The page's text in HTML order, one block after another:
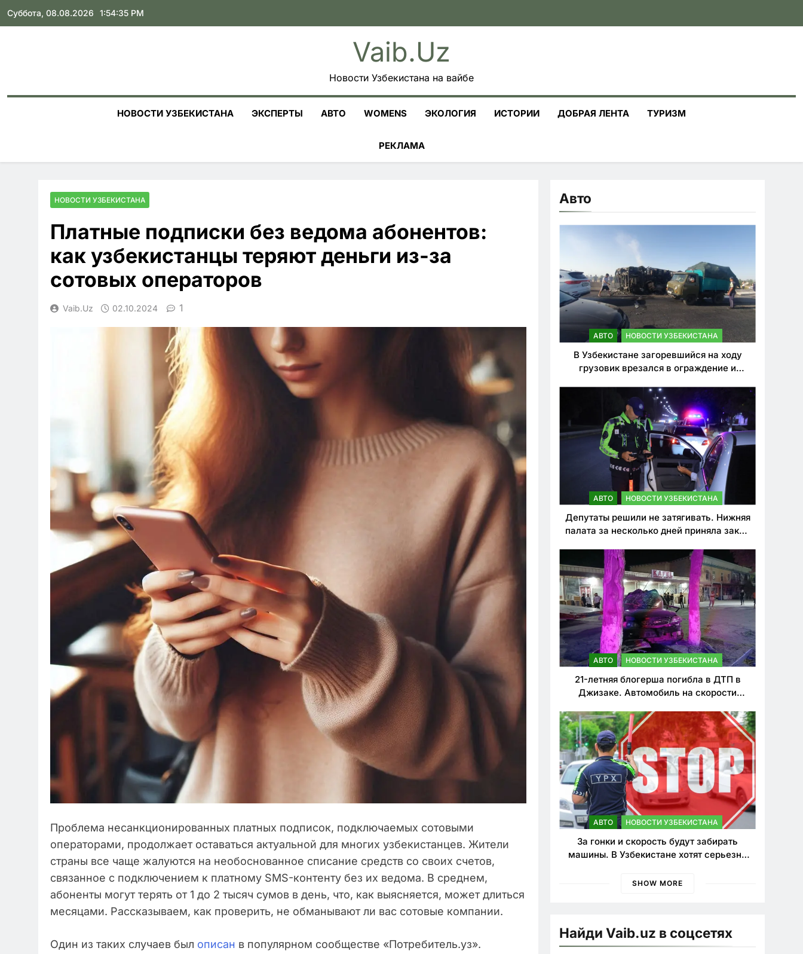
Skip
Суббота, 08.08.2026 1:54:37 PM
Vaib.uz
Новости Узбекистана на вайбе
НОВОСТИ УЗБЕКИСТАНА ЭКСПЕРТЫ АВТО WOMENS ЭКОЛОГИЯ ИСТОРИИ ДОБРАЯ ЛЕНТА ТУРИЗМ
РЕКЛАМА
НОВОСТИ УЗБЕКИСТАНА
Платные подписки без ведома абонентов:
как узбекистанцы теряют деньги из-за
сотовых операторов
Vaib.uz 02.10.2024 1
Проблема несанкционированных платных подписок, подключаемых сотовыми
операторами, продолжает оставаться актуальной для многих узбекистанцев. Жители
страны все чаще жалуются на необоснованное списание средств со своих счетов,
связанное с подключением к платному SMS-контенту без их ведома. В среднем,
абоненты могут терять от 1 до 2 тысяч сумов в день, что, как выясняется, может длиться
месяцами. Рассказываем, как проверить, не обманывают ли вас сотовые компании.
Один из таких случаев был описан в популярном сообществе «Потребитель.уз».
Авто
АВТО НОВОСТИ УЗБЕКИСТАНА
В Узбекистане загоревшийся на ходу
грузовик врезался в ограждение и
АВТО НОВОСТИ УЗБЕКИСТАНА
Депутаты решили не затягивать. Нижняя
палата за несколько дней приняла закон
нарушителей ПДД
АВТО НОВОСТИ УЗБЕКИСТАНА
21-летняя блогерша погибла в ДТП в
Джизаке. Автомобиль на скорости
АВТО НОВОСТИ УЗБЕКИСТАНА
За гонки и скорость будут забирать
машины. В Узбекистане хотят серьезно
SHOW MORE
Найди Vaib.uz в соцсетях